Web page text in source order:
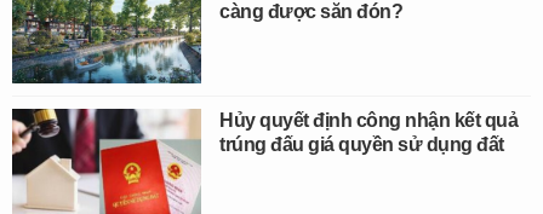
càng được săn đón?
Hủy quyết định công nhận kết quả
trúng đấu giá quyền sử dụng đất